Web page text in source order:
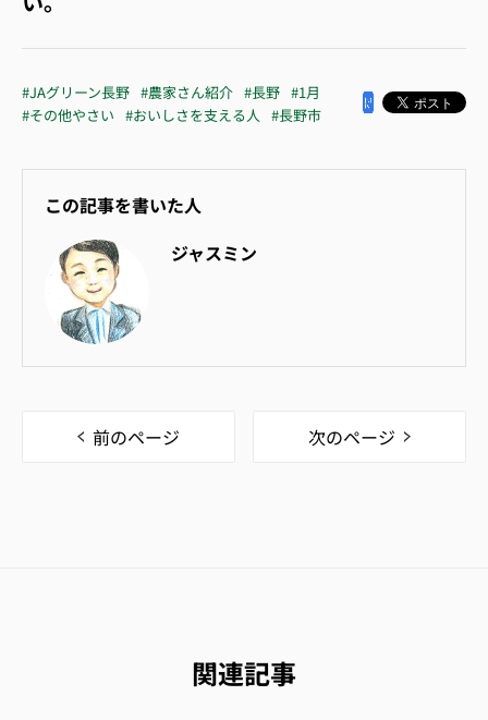
#JAグリーン長野 #農家さん紹介 #長野 #1月
#その他やさい #おいしさを支える人 #長野市
この記事を書いた人
ジャスミン
前のページ 次のページ
関連記事